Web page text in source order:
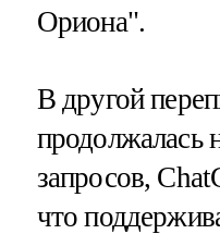
Ориона".
В другой
продолжалась
запросов,
что